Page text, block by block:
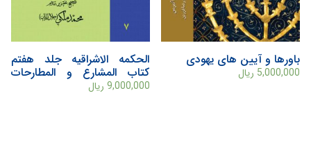
باورها و آیین های یهودی
5,000,000 ریال
الحکمه الاشراقیه جلد هفتم
کتاب المشارع و المطارحات
العلم الثالث الالهیات
9,000,000 ریال